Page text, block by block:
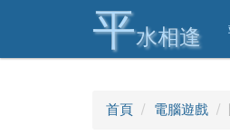
平水相逢
首頁 電腦遊戲